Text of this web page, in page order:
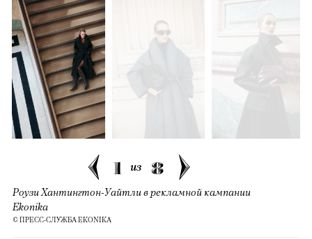
1 из 8
Роузи Хантингтон-Уайтли в рекламной кампании
Ekonika
© ПРЕСС-СЛУЖБА EKONIKA